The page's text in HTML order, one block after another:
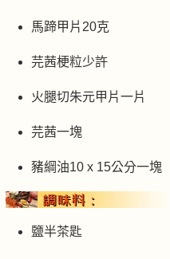
馬蹄甲片20克
芫茜梗粒少許
火腿切朱元甲片一片
芫茜一塊
豬綱油10 x 15公分一塊
鹽半茶匙